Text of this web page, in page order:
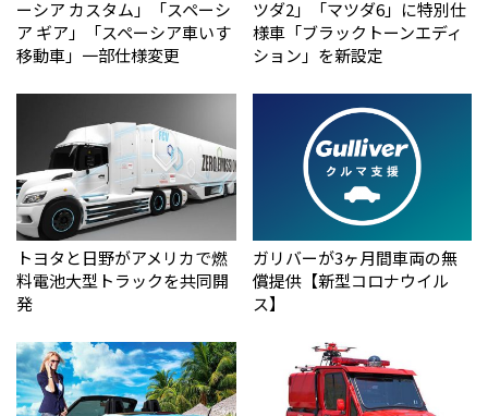
ーシア カスタム」「スペーシ
ア ギア」「スペーシア車いす
移動車」一部仕様変更
ツダ2」「マツダ6」に特別仕
様車「ブラックトーンエディ
ション」を新設定
トヨタと日野がアメリカで燃
料電池大型トラックを共同開
発
ガリバーが3ヶ月間車両の無
償提供【新型コロナウイル
ス】